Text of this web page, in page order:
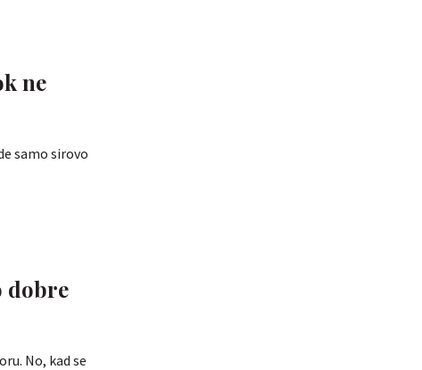
ne
samo sirovo
dobre
No, kad se